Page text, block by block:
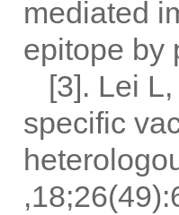
mediated
epitope by
[3]. Lei
specific